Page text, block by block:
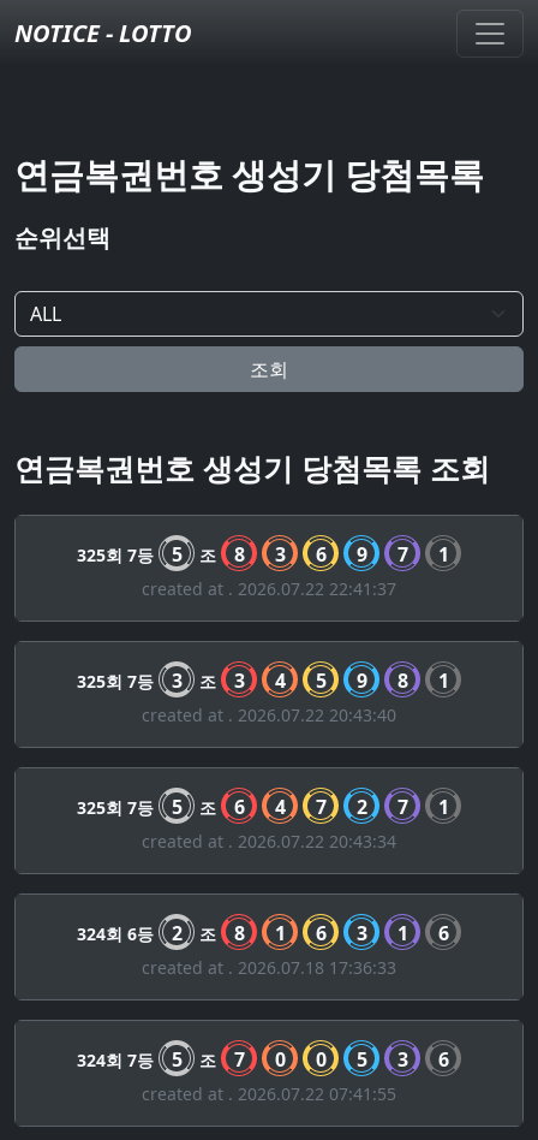
NOTICE - LOTTO
연금복권번호 생성기 당첨목록
순위선택
조회
연금복권번호 생성기 당첨목록 조회
325회 7등 5 조 8 3 6 9 7 1
created at . 2026.07.22 22:41:37
325회 7등 3 조 3 4 5 9 8 1
created at . 2026.07.22 20:43:40
325회 7등 5 조 6 4 7 2 7 1
created at . 2026.07.22 20:43:34
324회 6등 2 조 8 1 6 3 1 6
created at . 2026.07.18 17:36:33
324회 7등 5 조 7 0 0 5 3 6
created at . 2026.07.22 07:41:55